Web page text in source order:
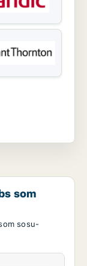
som
sosu-